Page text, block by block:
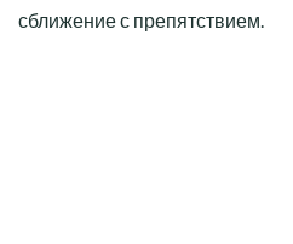
сближение с препятствием.